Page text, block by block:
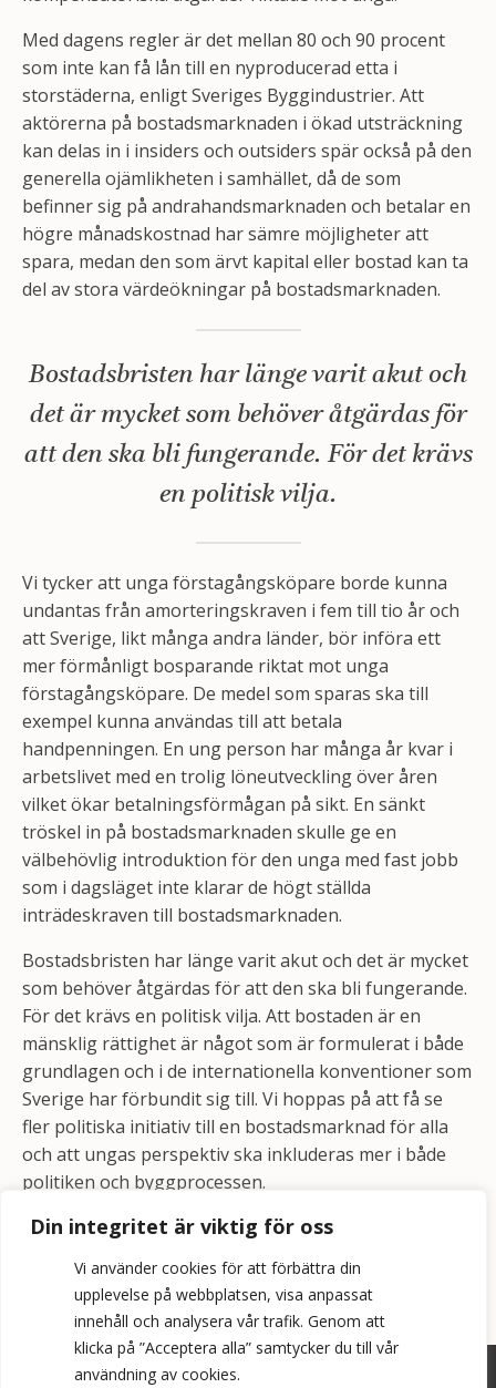
Din integritet är viktig för oss
Vi använder cookies för att förbättra din
upplevelse på webbplatsen, visa anpassat
innehåll och analysera vår trafik. Genom att
klicka på ”Acceptera alla” samtycker du till vår
användning av cookies.
Med dagens regler är det mellan 80 och 90 procent
som inte kan få lån till en nyproducerad etta i
storstäderna, enligt Sveriges Byggindustrier. Att
aktörerna på bostadsmarknaden i ökad utsträckning
kan delas in i insiders och outsiders spär också på den
generella ojämlikheten i samhället, då de som
befinner sig på andrahandsmarknaden och betalar en
högre månadskostnad har sämre möjligheter att
spara, medan den som ärvt kapital eller bostad kan ta
del av stora värdeökningar på bostadsmarknaden.
Bostadsbristen har länge varit akut och
det är mycket som behöver åtgärdas för
att den ska bli fungerande. För det krävs
en politisk vilja.
Vi tycker att unga förstagångsköpare borde kunna
undantas från amorteringskraven i fem till tio år och
att Sverige, likt många andra länder, bör införa ett
mer förmånligt bosparande riktat mot unga
förstagångsköpare. De medel som sparas ska till
exempel kunna användas till att betala
handpenningen. En ung person har många år kvar i
arbetslivet med en trolig löneutveckling över åren
vilket ökar betalningsförmågan på sikt. En sänkt
tröskel in på bostadsmarknaden skulle ge en
välbehövlig introduktion för den unga med fast jobb
som i dagsläget inte klarar de högt ställda
inträdeskraven till bostadsmarknaden.
Bostadsbristen har länge varit akut och det är mycket
som behöver åtgärdas för att den ska bli fungerande.
För det krävs en politisk vilja. Att bostaden är en
mänsklig rättighet är något som är formulerat i både
grundlagen och i de internationella konventioner som
Sverige har förbundit sig till. Vi hoppas på att få se
fler politiska initiativ till en bostadsmarknad för alla
och att ungas perspektiv ska inkluderas mer i både
politiken och byggprocessen.